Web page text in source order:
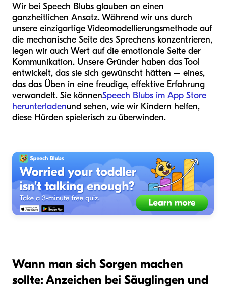
Wir bei Speech Blubs glauben an einen
ganzheitlichen Ansatz. Während wir uns durch
unsere einzigartige Videomodellierungsmethode auf
die mechanische Seite des Sprechens konzentrieren,
legen wir auch Wert auf die emotionale Seite der
Kommunikation. Unsere Gründer haben das Tool
entwickelt, das sie sich gewünscht hätten – eines,
das das Üben in eine freudige, effektive Erfahrung
verwandelt. Sie könnenSpeech Blubs im App Store
herunterladenund sehen, wie wir Kindern helfen,
diese Hürden spielerisch zu überwinden.
Wann man sich Sorgen machen
sollte: Anzeichen bei Säuglingen und